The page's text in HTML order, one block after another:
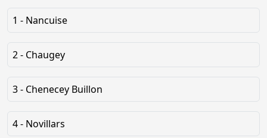
1 - Nancuise
2 - Chaugey
3 - Chenecey Buillon
4 - Novillars